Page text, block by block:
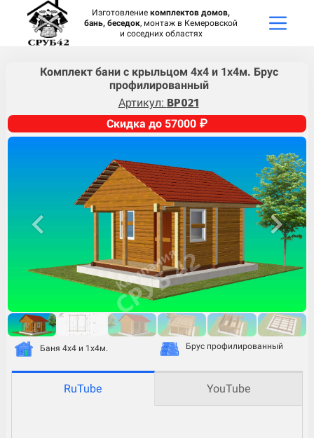
Изготовление комплектов домов,
бань, беседок, монтаж в Кемеровской
и соседних областях
Комплект бани с крыльцом 4х4 и 1х4м. Брус
профилированный
Артикул: BP021
Скидка до 57000 ₽
Баня 4х4 и 1х4м. Брус профилированный
RuTube YouTube